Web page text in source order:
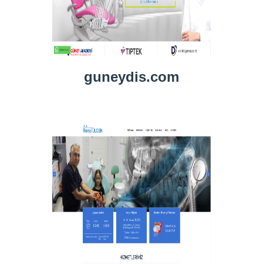
guneydis.com